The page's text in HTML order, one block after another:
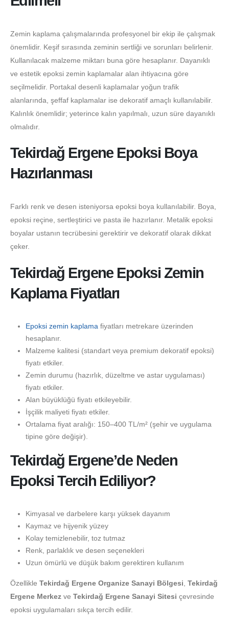
Zemin kaplama çalışmalarında profesyonel bir ekip ile çalışmak
önemlidir. Keşif sırasında zeminin sertliği ve sorunları belirlenir.
Kullanılacak malzeme miktarı buna göre hesaplanır. Dayanıklı
ve estetik epoksi zemin kaplamalar alan ihtiyacına göre
seçilmelidir. Portakal desenli kaplamalar yoğun trafik
alanlarında, şeffaf kaplamalar ise dekoratif amaçlı kullanılabilir.
Kalınlık önemlidir; yeterince kalın yapılmalı, uzun süre dayanıklı
olmalıdır.
Tekirdağ Ergene Epoksi Boya
Hazırlanması
Farklı renk ve desen isteniyorsa epoksi boya kullanılabilir. Boya,
epoksi reçine, sertleştirici ve pasta ile hazırlanır. Metalik epoksi
boyalar ustanın tecrübesini gerektirir ve dekoratif olarak dikkat
çeker.
Tekirdağ Ergene Epoksi Zemin
Kaplama Fiyatları
Epoksi zemin kaplama fiyatları metrekare üzerinden
hesaplanır.
Malzeme kalitesi (standart veya premium dekoratif epoksi)
fiyatı etkiler.
Zemin durumu (hazırlık, düzeltme ve astar uygulaması)
fiyatı etkiler.
Alan büyüklüğü fiyatı etkileyebilir.
İşçilik maliyeti fiyatı etkiler.
Ortalama fiyat aralığı: 150–400 TL/m² (şehir ve uygulama
tipine göre değişir).
Tekirdağ Ergene’de Neden
Epoksi Tercih Ediliyor?
Kimyasal ve darbelere karşı yüksek dayanım
Kaymaz ve hijyenik yüzey
Kolay temizlenebilir, toz tutmaz
Renk, parlaklık ve desen seçenekleri
Uzun ömürlü ve düşük bakım gerektiren kullanım
Özellikle Tekirdağ Ergene Organize Sanayi Bölgesi Tekirdağ
Ergene Merkez ve Tekirdağ Ergene Sanayi Sitesi çevresinde
epoksi uygulamaları sıkça tercih edilir.